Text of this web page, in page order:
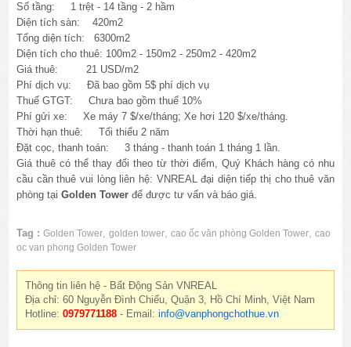
Số tầng: 1 trệt - 14 tầng - 2 hầm
Diện tích sàn: 420m2
Tổng diện tích: 6300m2
Diện tích cho thuê: 100m2 - 150m2 - 250m2 - 420m2
Giá thuê: 21 USD/m2
Phí dịch vụ: Đã bao gồm 5$ phí dịch vụ
Thuế GTGT: Chưa bao gồm thuế 10%
Phí gửi xe: Xe máy 7 $/xe/tháng; Xe hơi 120 $/xe/tháng.
Thời hạn thuê: Tối thiểu 2 năm
Đặt cọc, thanh toán: 3 tháng - thanh toán 1 tháng 1 lần.
Giá thuê có thể thay đổi theo từ thời điểm, Quý Khách hàng có nhu
cầu cần thuê vui lòng liên hệ: VNREAL đại diện tiếp thị cho thuê văn
phòng tạiGolden Tower để được tư vấn và báo giá.
Tag : Golden Tower,golden tower,cao ốc văn phòng Golden Tower,cao
oc van phong Golden Tower
Thông tin liên hệ - Bất Động Sản VNREAL
Địa chỉ: 60 Nguyễn Đình Chiểu, Quận 3, Hồ Chí Minh, Việt Nam
Hotline:0979771188 - Email:info@vanphongchothue.vn